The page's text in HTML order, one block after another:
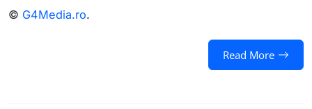
© G4Media.ro.
Read More